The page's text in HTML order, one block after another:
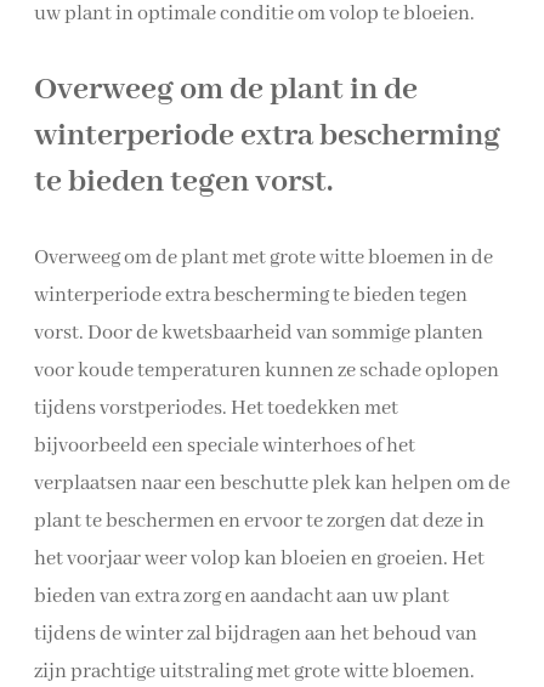
uw plant in optimale conditie om volop te bloeien.
Overweeg om de plant in de
winterperiode extra bescherming
te bieden tegen vorst.
Overweeg om de plant met grote witte bloemen in de
winterperiode extra bescherming te bieden tegen
vorst. Door de kwetsbaarheid van sommige planten
voor koude temperaturen kunnen ze schade oplopen
tijdens vorstperiodes. Het toedekken met
bijvoorbeeld een speciale winterhoes of het
verplaatsen naar een beschutte plek kan helpen om de
plant te beschermen en ervoor te zorgen dat deze in
het voorjaar weer volop kan bloeien en groeien. Het
bieden van extra zorg en aandacht aan uw plant
tijdens de winter zal bijdragen aan het behoud van
zijn prachtige uitstraling met grote witte bloemen.